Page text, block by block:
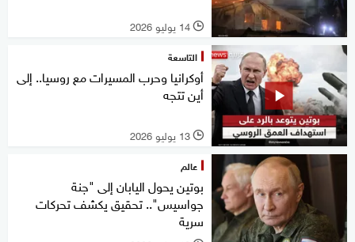
l 14 يوليو 2026
التاسعة
أوكرانيا وحرب المسيرات مع روسيا.. إلى
أين تتجه
l 13 يوليو 2026
عالم
بوتين يحول اليابان إلى "جنة
جواسيس".. تحقيق يكشف تحركات
سرية